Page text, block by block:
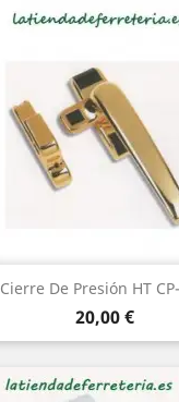
Cierre De Presión HT
Precio
20,00 €